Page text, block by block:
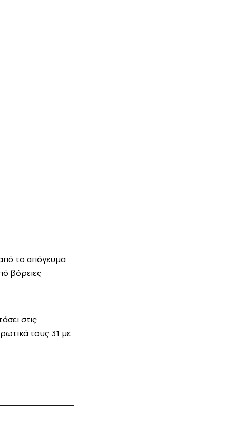
το απόγευμα
βόρειες
στις
τους 31 με